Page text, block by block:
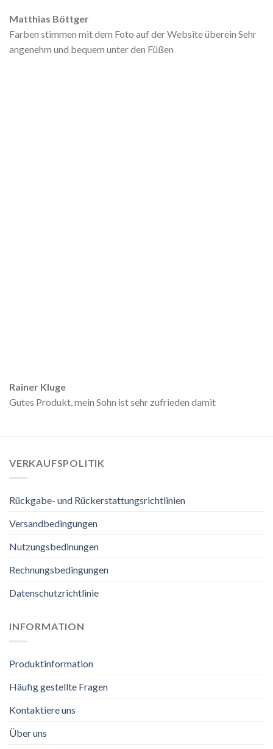
Matthias Böttger
Farben stimmen mit dem Foto auf der Website überein Sehr
angenehm und bequem unter den Füßen
Rainer Kluge
Gutes Produkt, mein Sohn ist sehr zufrieden damit
VERKAUFSPOLITIK
Rückgabe- und Rückerstattungsrichtlinien
Versandbedingungen
Nutzungsbedinungen
Rechnungsbedingungen
Datenschutzrichtlinie
INFORMATION
Produktinformation
Häufig gestellte Fragen
Kontaktiere uns
Über uns